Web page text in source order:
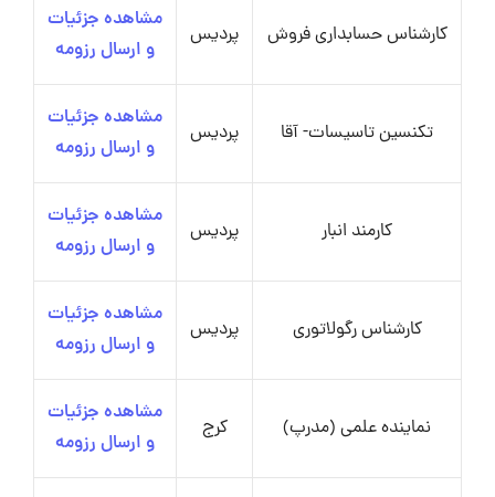
کارشناس حسابداری فروش پردیس
مشاهده جزئیات
و ارسال رزومه
تکنسین تاسیسات- آقا پردیس
مشاهده جزئیات
و ارسال رزومه
کارمند انبار پردیس
مشاهده جزئیات
و ارسال رزومه
کارشناس رگولاتوری پردیس
مشاهده جزئیات
و ارسال رزومه
نماینده علمی (مدرپ) کرج
مشاهده جزئیات
و ارسال رزومه